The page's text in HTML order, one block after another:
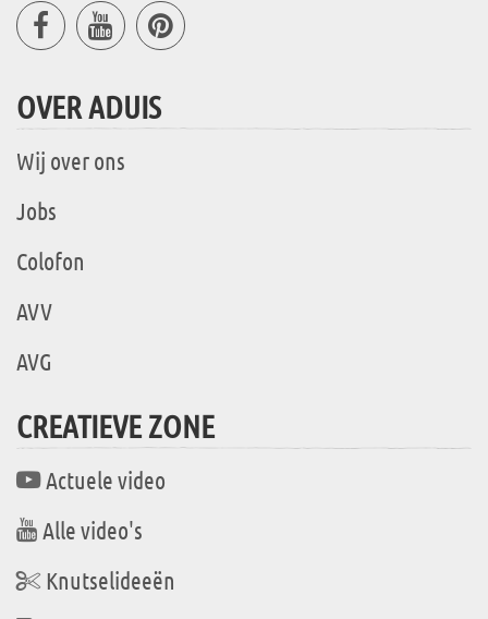
OVER ADUIS
Wij over ons
Jobs
Colofon
AVV
AVG
CREATIEVE ZONE
Actuele video
Alle video's
Knutselideeën